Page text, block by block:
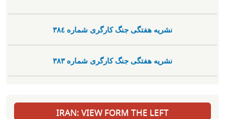
نشریە هفتگی جنگ کارگری شمارە ٣٨٤
نشریە هفتگی جنگ کارگری شمارە ٣٨٣
IRAN: VIEW FORM THE LEFT